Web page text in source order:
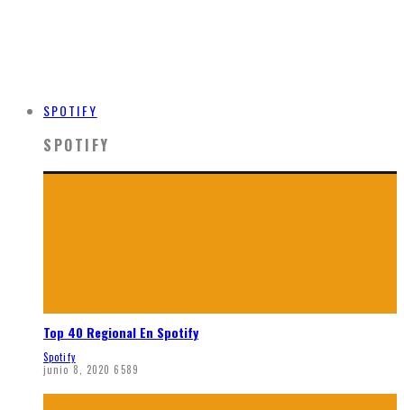
SPOTIFY
SPOTIFY
Top 40 Regional En Spotify
Spotify
junio 8, 2020 6589